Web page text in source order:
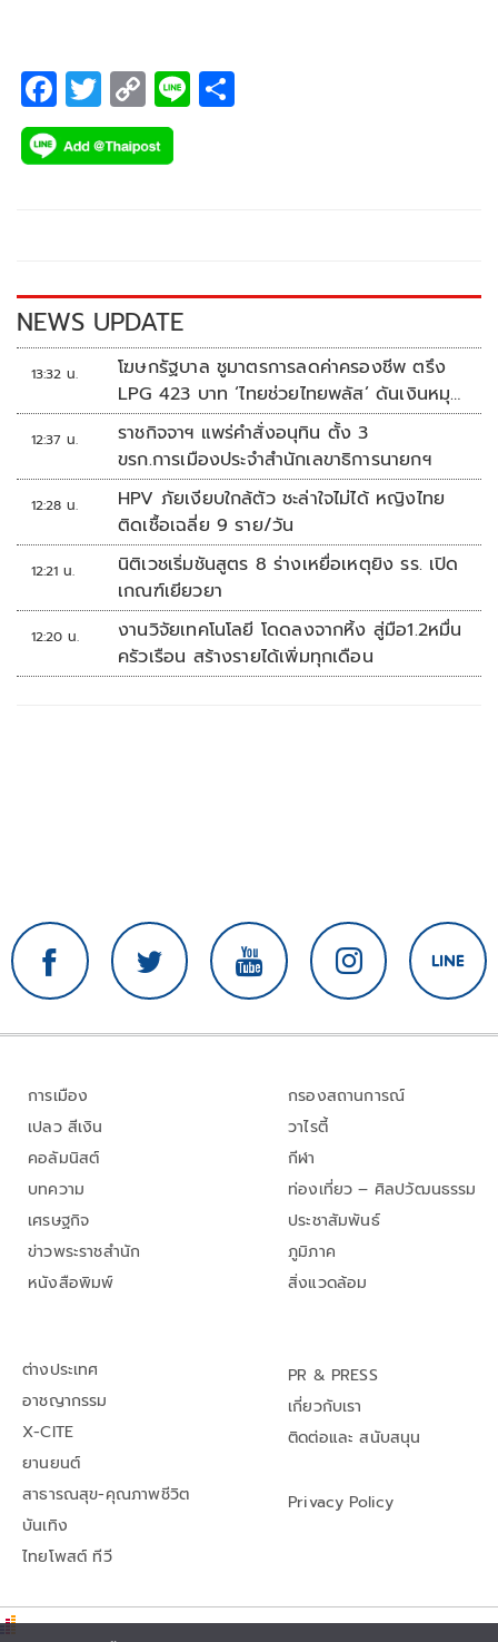
F
ac
e
k
T
wi
tt
C
o
p
k
Li
NEWS UPDATE
13:32 น.
โฆษกรัฐบาล ชูมาตรการลดค่าครองชีพ ตรึง
LPG 423 บาท ‘ไทยช่วยไทยพลัส’ ดันเงินหมุน
แสนล้าน
12:37 น.
ราชกิจจาฯ แพร่คำสั่งอนุทิน ตั้ง 3
ขรก.การเมืองประจำสำนักเลขาธิการนายกฯ
12:28 น.
HPV ภัยเงียบใกล้ตัว ชะล่าใจไม่ได้ หญิงไทย
ติดเชื้อเฉลี่ย 9 ราย/วัน
12:21 น.
นิติเวชเริ่มชันสูตร 8 ร่างเหยื่อเหตุยิง รร. เปิด
เกณฑ์เยียวยา
12:20 น.
งานวิจัยเทคโนโลยี โดดลงจากหิ้ง สู่มือ1.2หมื่น
ครัวเรือน สร้างรายได้เพิ่มทุกเดือน
การเมือง
เปลว สีเงิน
คอลัมนิสต์
บทความ
เศรษฐกิจ
ข่าวพระราชสำนัก
หนังสือพิมพ์
กรองสถานการณ์
วาไรตี้
กีฬา
ท่องเที่ยว – ศิลปวัฒนธรรม
ประชาสัมพันธ์
ภูมิภาค
สิ่งแวดล้อม
ต่างประเทศ
อาชญากรรม
X-CITE
ยานยนต์
สาธารณสุข-คุณภาพชีวิต
บันเทิง
ไทยโพสต์ ทีวี
PR & PRESS
เกี่ยวกับเรา
ติดต่อและ สนับสนุน
Privacy Policy